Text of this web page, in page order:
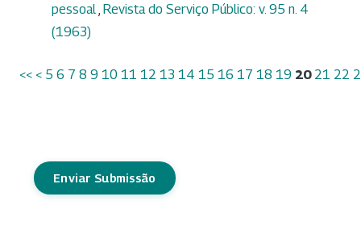
pessoal Revista do Serviço Público: v. 95 n. 4
(1963)
<< < 5 6 7 8 9 10 11 12 13 14 15 16 17 18 19 20 21 22
Enviar Submissão